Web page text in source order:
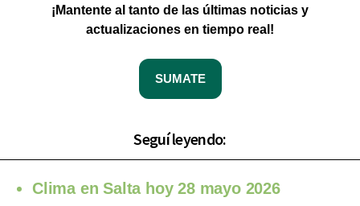
¡Mantente al tanto de las últimas noticias y
actualizaciones en tiempo real!
SUMATE
Seguí leyendo:
Clima en Salta hoy 28 mayo 2026